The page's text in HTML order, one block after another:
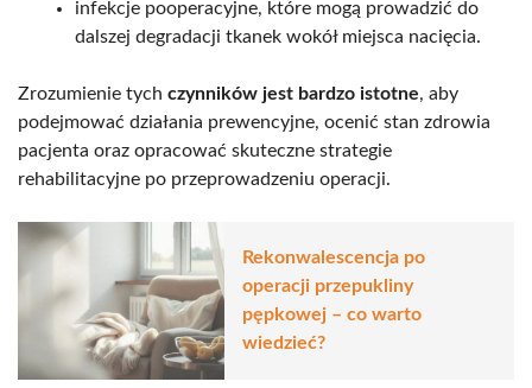
infekcje pooperacyjne, które mogą prowadzić do
dalszej degradacji tkanek wokół miejsca nacięcia.
Zrozumienie tych czynników jest bardzo istotne, aby
podejmować działania prewencyjne, ocenić stan zdrowia
pacjenta oraz opracować skuteczne strategie
rehabilitacyjne po przeprowadzeniu operacji.
Rekonwalescencja po
operacji przepukliny
pępkowej – co warto
wiedzieć?